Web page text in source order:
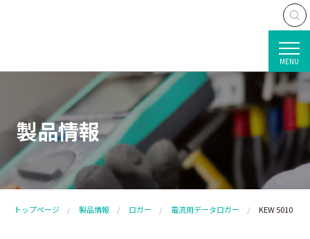
MENU
製品情報
トップページ 製品情報 ロガー 電流用データロガー KEW 5010